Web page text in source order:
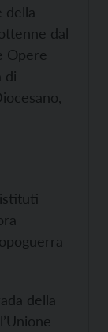
della
dal
Opere
di
della